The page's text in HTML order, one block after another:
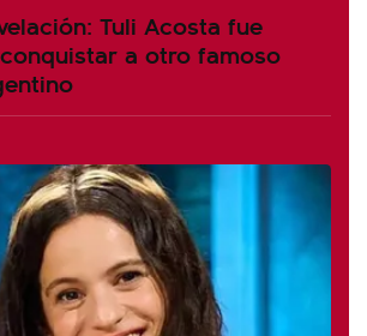
Tuli Acosta fue
a otro famoso